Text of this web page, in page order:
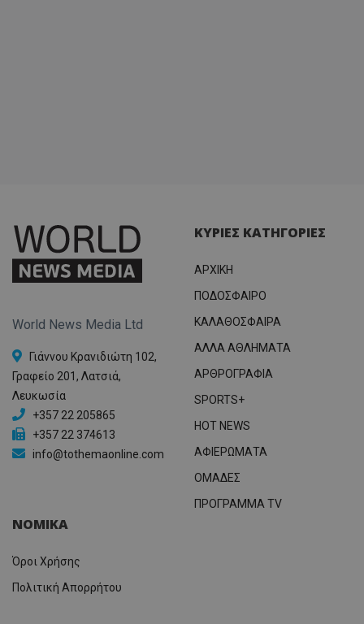
World News Media Ltd
Γιάννου Κρανιδιώτη 102,
Γραφείο 201, Λατσιά,
Λευκωσία
+357 22 205865
+357 22 374613
info@tothemaonline.com
ΚΥΡΙΕΣ ΚΑΤΗΓΟΡΙΕΣ
ΑΡΧΙΚΗ
ΠΟΔΟΣΦΑΙΡΟ
ΚΑΛΑΘΟΣΦΑΙΡΑ
ΑΛΛΑ ΑΘΛΗΜΑΤΑ
ΑΡΘΡΟΓΡΑΦΙΑ
SPORTS+
HOT NEWS
ΑΦΙΕΡΩΜΑΤΑ
ΟΜΑΔΕΣ
ΠΡΟΓΡΑΜΜΑ TV
ΝΟΜΙΚΑ
Όροι Χρήσης
Πολιτική Απορρήτου